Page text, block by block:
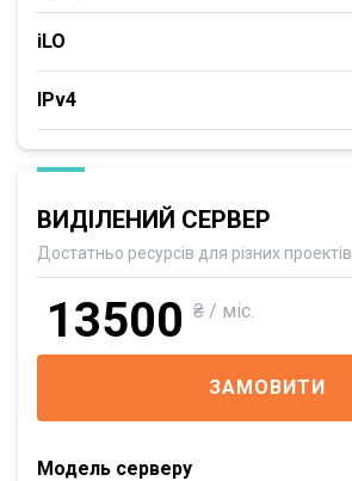
iLO
IPv4
ВИДІЛЕНИЙ СЕРВЕР
Достатньо ресурсів для різних проектів
13500 ₴ / міс.
ЗАМОВИТИ
Модель серверу